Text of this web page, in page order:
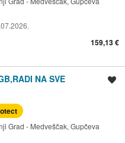
159,13 €
NA SVE
Grad - Medveščak, Gupčeva